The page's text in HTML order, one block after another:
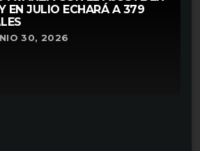
EN JULIO ECHARÁ A 379
30, 2026